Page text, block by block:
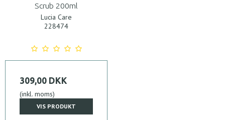
Scrub 200ml
Lucia Care
228474
309,00 DKK
(inkl. moms)
VIS PRODUKT